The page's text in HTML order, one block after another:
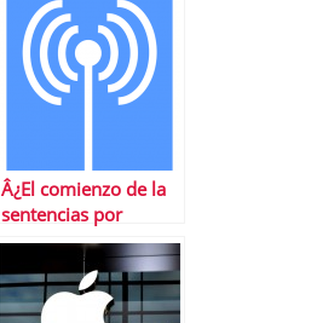
Â¿El comienzo de la
sentencias por
descargas ilegales
contra los usuarios?